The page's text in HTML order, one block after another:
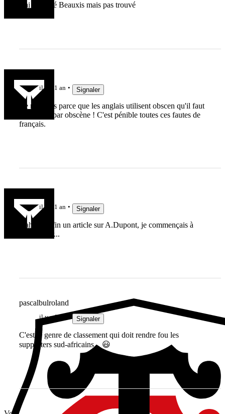
J’ai cherché Beauxis mais pas trouvé
il y a 1 an Signaler
Ce n'est pas parce que les anglais utilisent obscen qu'il faut
le traduire par obscène ! C'est pénible toutes ces fautes de
français.
il y a 1 an Signaler
Aahhh, enfin un article sur A.Dupont, je commençais à
m'inquiéter...
pascalbulroland
il y a 1 an Signaler
C'est le genre de classement qui doit rendre fou les
supporters sud-africains... 😃